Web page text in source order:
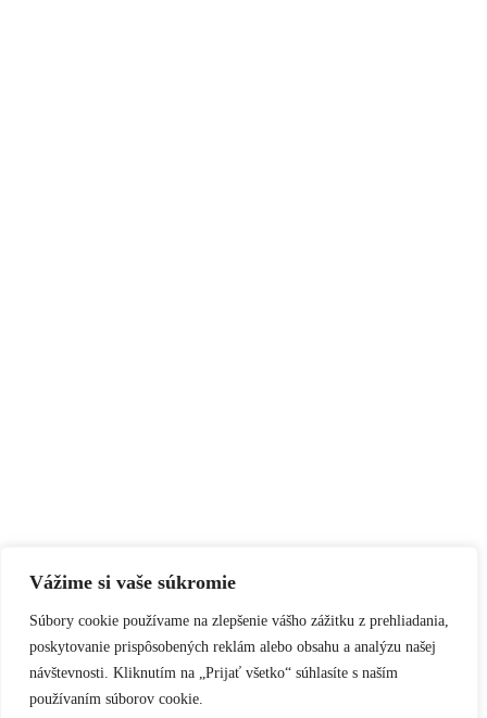
Vážime si vaše súkromie
Súbory cookie používame na zlepšenie vášho zážitku z prehliadania,
poskytovanie prispôsobených reklám alebo obsahu a analýzu našej
návštevnosti. Kliknutím na „Prijať všetko“ súhlasíte s naším
používaním súborov cookie.